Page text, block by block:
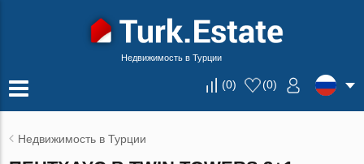
Недвижимость в Турции
(0) (0)
Недвижимость в Турции